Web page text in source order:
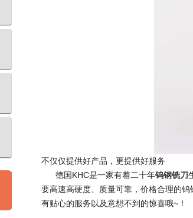
不仅仅提供好产品，更提供好服务
德国KHC是一家有着二十年钨钢铣刀
要高速高硬度、质量可靠，价格合理的钨
有贴心的服务以及意想不到的惊喜哦~ ！